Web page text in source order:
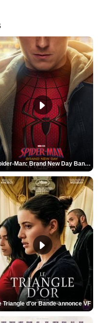
Spider-Man: Brand New Day Bande-annonce VO STFR
Triangle d'or Bande-annonce VF